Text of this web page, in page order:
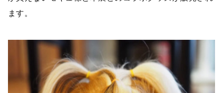
ます。